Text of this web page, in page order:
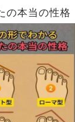
の本当の性格